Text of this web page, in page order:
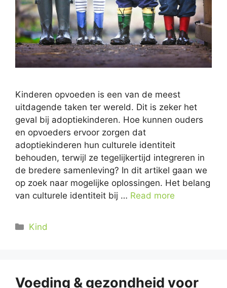
Kinderen opvoeden is een van de meest
uitdagende taken ter wereld. Dit is zeker het
geval bij adoptiekinderen. Hoe kunnen ouders
en opvoeders ervoor zorgen dat
adoptiekinderen hun culturele identiteit
behouden, terwijl ze tegelijkertijd integreren in
de bredere samenleving? In dit artikel gaan we
op zoek naar mogelijke oplossingen. Het belang
van culturele identiteit bij … Read more
Categorieën
Kind
Voeding & gezondheid voor